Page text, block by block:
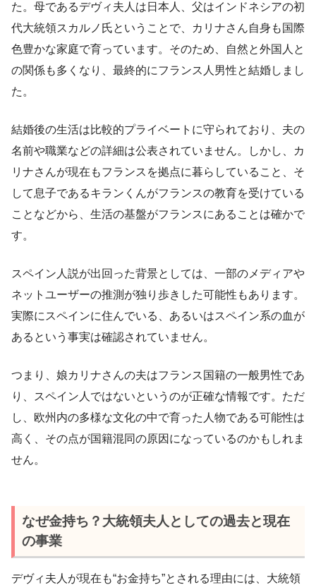
た。母であるデヴィ夫人は日本人、父はインドネシアの初
代大統領スカルノ氏ということで、カリナさん自身も国際
色豊かな家庭で育っています。そのため、自然と外国人と
の関係も多くなり、最終的にフランス人男性と結婚しまし
た。
結婚後の生活は比較的プライベートに守られており、夫の
名前や職業などの詳細は公表されていません。しかし、カ
リナさんが現在もフランスを拠点に暮らしていること、そ
して息子であるキランくんがフランスの教育を受けている
ことなどから、生活の基盤がフランスにあることは確かで
す。
スペイン人説が出回った背景としては、一部のメディアや
ネットユーザーの推測が独り歩きした可能性もあります。
実際にスペインに住んでいる、あるいはスペイン系の血が
あるという事実は確認されていません。
つまり、娘カリナさんの夫はフランス国籍の一般男性であ
り、スペイン人ではないというのが正確な情報です。ただ
し、欧州内の多様な文化の中で育った人物である可能性は
高く、その点が国籍混同の原因になっているのかもしれま
せん。
なぜ金持ち？大統領夫人としての過去と現在
の事業
デヴィ夫人が現在も“お金持ち”とされる理由には、大統領